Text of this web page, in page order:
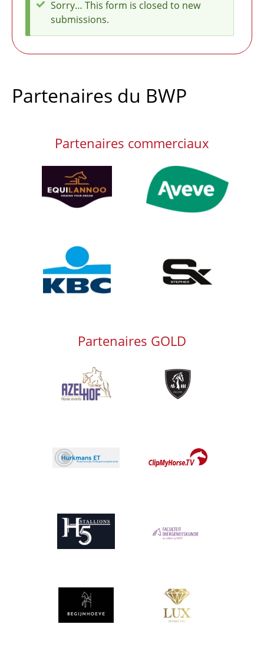
Message
Sorry… This form is closed to new
submissions.
Partenaires du BWP
Partenaires commerciaux
Afbeelding Afbeelding
Afbeelding
Partenaires GOLD
Afbeelding Afbeelding
Afbeelding
Afbeelding Afbeelding
Afbeelding Afbeelding